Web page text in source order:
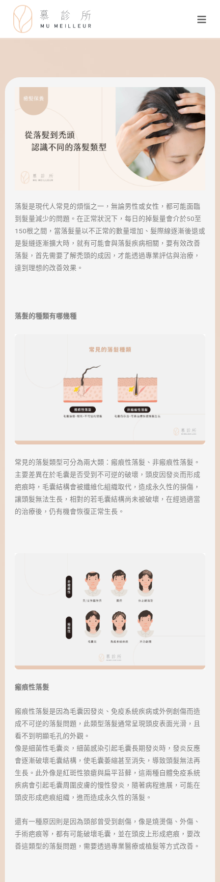
落髮是現代人常見的煩惱之一，無論男性或女性，都可能面臨
到髮量減少的問題。在正常狀況下，每日的掉髮量會介於50至
150根之間，當落髮量以不正常的數量增加、髮際線逐漸後退或
是髮縫逐漸擴大時，就有可能會與落髮疾病相關，要有效改善
落髮，首先需要了解禿頭的成因，才能透過專業評估與治療，
達到理想的改善效果。
落髮的種類有哪幾種
常見的落髮類型可分為兩大類：瘢痕性落髮、非瘢痕性落髮。
主要差異在於毛囊是否受到不可逆的破壞，頭皮因發炎而形成
疤痕時，毛囊結構會被纖維化組織取代，造成永久性的損傷，
讓頭髮無法生長，相對的若毛囊結構尚未被破壞，在經過適當
的治療後，仍有機會恢復正常生長。
瘢痕性落髮
瘢痕性落髮是因為毛囊因發炎、免疫系統疾病或外例創傷而造
成不可逆的落髮問題，此類型落髮通常呈現頭皮表面光滑，且
看不到明顯毛孔的外觀。
像是細菌性毛囊炎，細菌感染引起毛囊長期發炎時，發炎反應
會逐漸破壞毛囊結構，使毛囊萎縮甚至消失，導致頭髮無法再
生長。此外像是紅斑性狼瘡與扁平苔蘚，這兩種自體免疫系統
疾病會引起毛囊周圍皮膚的慢性發炎，隨著病程進展，可能在
頭皮形成疤痕組織，進而造成永久性的落髮。
還有一種原因則是因為頭部曾受到創傷，像是燒燙傷、外傷、
手術疤痕等，都有可能破壞毛囊，並在頭皮上形成疤痕，要改
善這類型的落髮問題，需要透過專業醫療或植髮等方式改善。